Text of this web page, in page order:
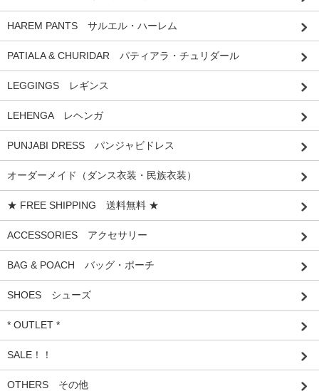
HAREM PANTS サルエル・ハーレム
PATIALA & CHURIDAR パティアラ・チュリダール
LEGGINGS レギンス
LEHENGA レヘンガ
PUNJABI DRESS パンジャビドレス
オーダーメイド（ダンス衣装・民族衣装）
★ FREE SHIPPING 送料無料 ★
ACCESSORIES アクセサリー
BAG & POACH バッグ・ポーチ
SHOES シューズ
* OUTLET *
SALE！！
OTHERS その他